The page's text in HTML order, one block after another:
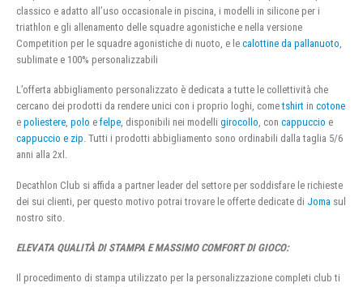
classico e adatto all’uso occasionale in piscina, i modelli in silicone per i
triathlon e gli allenamento delle squadre agonistiche e nella versione
Competition per le squadre agonistiche di nuoto, e le calottine da pallanuoto,
sublimate e 100% personalizzabili
L’offerta abbigliamento personalizzato è dedicata a tutte le collettività che
cercano dei prodotti da rendere unici con i proprio loghi, cometshirt in cotone
e poliestere, polo e felpe, disponibili nei modelli girocollo, con cappuccio e
cappuccio e zip. Tutti i prodotti abbigliamento sono ordinabili dalla taglia 5/6
anni alla 2xl.
Decathlon Club si affida a partner leader del settore per soddisfare le richieste
dei sui clienti, per questo motivo potrai trovare le offerte dedicate di Joma sul
nostro sito.
ELEVATA QUALITÀ DI STAMPA E MASSIMO COMFORT DI GIOCO:
Il procedimento di stampa utilizzato per la personalizzazione completi club ti